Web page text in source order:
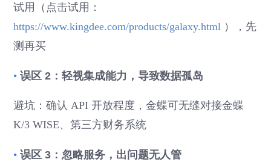
试用（点击试用：
https://www.kingdee.com/products/galaxy.html ），先
测再买
•误区 2：轻视集成能力，导致数据孤岛
避坑：确认 API 开放程度，金蝶可无缝对接金蝶
K/3 WISE、第三方财务系统
•误区 3：忽略服务，出问题无人管